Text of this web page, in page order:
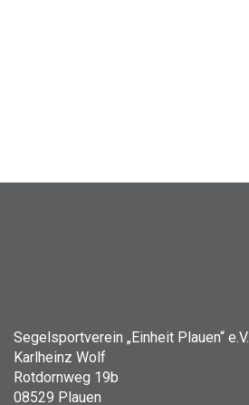
Segelsportverein „Einheit Plauen“ e.V.
Karlheinz Wolf
Rotdornweg 19b
08529 Plauen